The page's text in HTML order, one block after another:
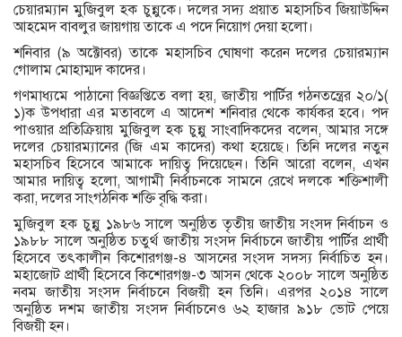
চেয়ারম্যান মুজিবুল হক চুন্নুকে। দলের সদ্য প্রয়াত মহাসচিব জিয়াউদ্দিন
আহমেদ বাবলুর জায়গায় তাকে এ পদে নিয়োগ দেয়া হলো।
শনিবার (৯ অক্টোবর) তাকে মহাসচিব ঘোষণা করেন দলের চেয়ারম্যান
গোলাম মোহাম্মদ কাদের।
গণমাধ্যমে পাঠানো বিজ্ঞপ্তিতে বলা হয়, জাতীয় পার্টির গঠনতন্ত্রের ২০/১(
১)ক উপধারা এর মতাবলে এ আদেশ শনিবার থেকে কার্যকর হবে। পদ
পাওয়ার প্রতিক্রিয়ায় মুজিবুল হক চুন্নু সাংবাদিকদের বলেন, আমার সঙ্গে
দলের চেয়ারম্যানের (জি এম কাদের) কথা হয়েছে। তিনি দলের নতুন
মহাসচিব হিসেবে আমাকে দায়িত্ব দিয়েছেন। তিনি আরো বলেন, এখন
আমার দায়িত্ব হলো, আগামী নির্বাচনকে সামনে রেখে দলকে শক্তিশালী
করা, দলের সাংগঠনিক শক্তি বৃদ্ধি করা।
মুজিবুল হক চুন্নু ১৯৮৬ সালে অনুষ্ঠিত তৃতীয় জাতীয় সংসদ নির্বাচন ও
১৯৮৮ সালে অনুষ্ঠিত চতুর্থ জাতীয় সংসদ নির্বাচনে জাতীয় পার্টির প্রার্থী
হিসেবে তৎকালীন কিশোরগঞ্জ-৪ আসনের সংসদ সদস্য নির্বাচিত হন।
মহাজোট প্রার্থী হিসেবে কিশোরগঞ্জ-৩ আসন থেকে ২০০৮ সালে অনুষ্ঠিত
নবম জাতীয় সংসদ নির্বাচনে বিজয়ী হন তিনি। এরপর ২০১৪ সালে
অনুষ্ঠিত দশম জাতীয় সংসদ নির্বাচনেও ৬২ হাজার ৯১৮ ভোট পেয়ে
বিজয়ী হন।